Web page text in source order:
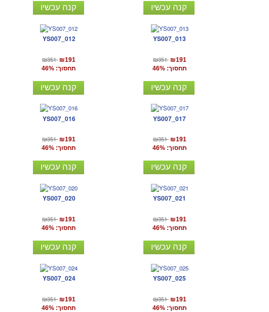
קנה עכשיו קנה עכשיו
YS007_012
₪351 ₪191
תחסוך: 46%
קנה עכשיו
YS007_013
₪351 ₪191
תחסוך: 46%
קנה עכשיו
YS007_016
₪351 ₪191
תחסוך: 46%
קנה עכשיו
YS007_017
₪351 ₪191
תחסוך: 46%
קנה עכשיו
YS007_020
₪351 ₪191
תחסוך: 46%
קנה עכשיו
YS007_021
₪351 ₪191
תחסוך: 46%
קנה עכשיו
YS007_024
₪351 ₪191
תחסוך: 46%
YS007_025
₪351 ₪191
תחסוך: 46%